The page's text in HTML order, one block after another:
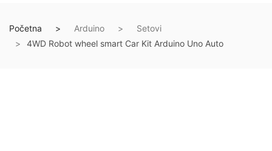
Početna Arduino
Setovi
4WD Robot wheel smart Car Kit Arduino Uno Auto